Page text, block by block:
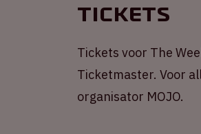
Tickets
Tickets voor The
Ticketmaster. Voor
organisator MOJO.